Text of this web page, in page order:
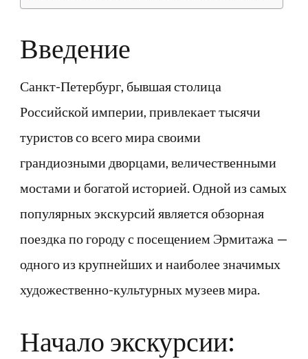
Введение
Санкт-Петербург, бывшая столица
Российской империи, привлекает тысячи
туристов со всего мира своими
грандиозными дворцами, величественными
мостами и богатой историей. Одной из самых
популярных экскурсий является обзорная
поездка по городу с посещением Эрмитажа —
одного из крупнейших и наиболее значимых
художественно-культурных музеев мира.
Начало экскурсии: